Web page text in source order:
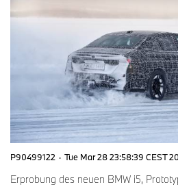
P90499122 · Tue Mar 28 23:58:39 CEST
Erprobung des neuen BMW i5,